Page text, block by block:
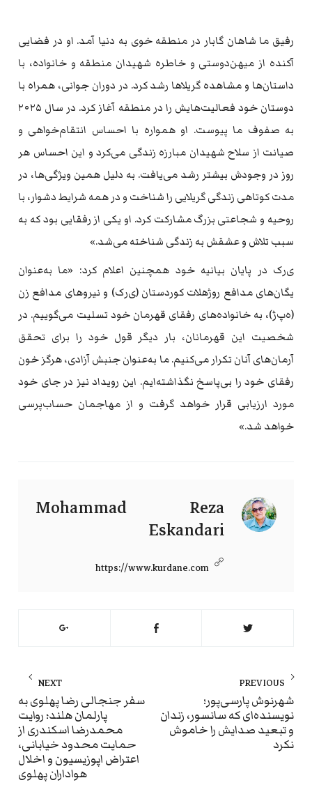
رفیق ما شاهان گابار در منطقه خوی به دنیا آمد. او در فضایی
آکنده از میهن‌دوستی و خاطره شهیدان منطقه و خانواده، با
داستان‌ها و مشاهده گریلاها رشد کرد. در دوران جوانی، همراه با
دوستان خود فعالیت‌هایش را در منطقه آغاز کرد. در سال ۲۰۲۵
به صفوف ما پیوست. او همواره با احساس انتقام‌خواهی و
صیانت از سلاح شهیدان مبارزه زندگی می‌کرد و این احساس هر
روز در وجودش بیشتر رشد می‌یافت. به دلیل همین ویژگی‌ها، در
مدت کوتاهی زندگی گریلایی را شناخت و در همه شرایط دشوار، با
روحیه و شجاعتی بزرگ مشارکت کرد. او یکی از رفقایی بود که به
سبب تلاش و عشقش به زندگی شناخته می‌شد.»
ی‌ر‌ک در پایان بیانیه خود همچنین اعلام کرد: «ما به‌عنوان
یگان‌های مدافع روژهلات کوردستان (ی‌ر‌ک) و نیروهای مدافع زن
(ه‌پ‌ژ)، به خانواده‌های رفقای قهرمان خود تسلیت می‌گوییم. در
شخصیت این قهرمانان، بار دیگر قول خود را برای تحقق
آرمان‌های آنان تکرار می‌کنیم. ما به‌عنوان جنبش آزادی، هرگز خون
رفقای خود را بی‌پاسخ نگذاشته‌ایم. این رویداد نیز در جای خود
مورد ارزیابی قرار خواهد گرفت و از مهاجمان حساب‌پرسی
خواهد شد.»
Mohammad Reza
Eskandari
https://www.kurdane.com
راهبری
نوشته
PREVIOUS
Previous
post:
شهرنوش پارسی‌پور؛
نویسنده‌ای که سانسور، زندان
و تبعید صدایش را خاموش
نکرد
NEXT
سفر جنجالی رضا پهلوی به
پارلمان هلند؛ روایت
محمدرضا اسکندری از
حمایت محدود خیابانی،
اعتراض اپوزیسیون و اخلال
هواداران پهلوی